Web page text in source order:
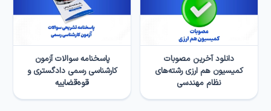
دانلود آخرین مصوبات
کمیسیون هم ارزی رشته‌های
نظام مهندسی
پاسخنامه سوالات آزمون
کارشناسی رسمی دادگستری و
قوه‌قضاییه